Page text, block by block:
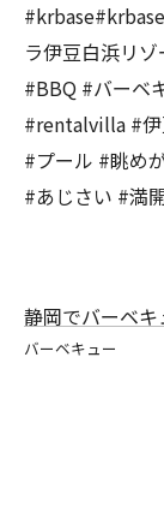
ラ伊豆白浜リゾ
#BBQ #バーベ
#rentalvilla #
#プール #眺め
#あじさい #満
静岡でバーベ
バーベキュー